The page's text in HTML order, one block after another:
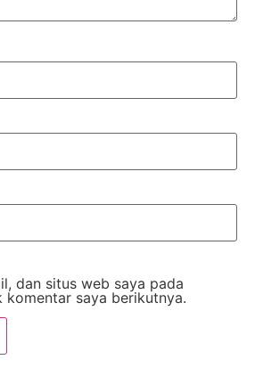
dan situs web saya pada
komentar saya berikutnya.